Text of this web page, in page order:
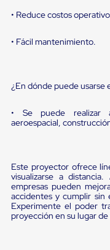
manual
Plataformas
Jaulas
de
Milla
de
• Reduce costos
• Fácil mantenimiento.
¿En dónde puede usarse
• Se puede realizar
aeroespacial,
Este proyector ofrece
visualizarse a
empresas pueden
accidentes y cumplir sin
Experimente el poder
proyección en su lugar